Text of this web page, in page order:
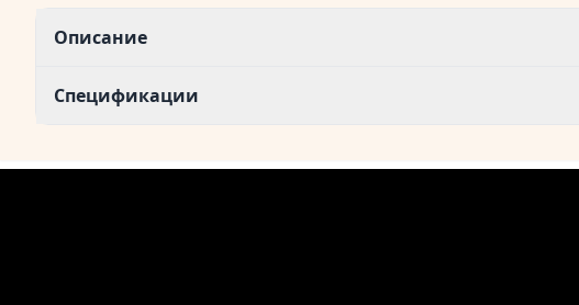
Описание
Спецификации